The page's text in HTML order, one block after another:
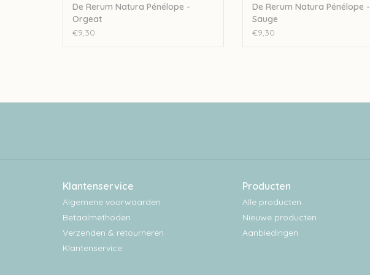
De Rerum Natura Pénélope -
Orgeat
€9,30
De Rerum Natura Pénélope -
Sauge
€9,30
Klantenservice
Algemene voorwaarden
Betaalmethoden
Verzenden & retourneren
Klantenservice
Producten
Alle producten
Nieuwe producten
Aanbiedingen